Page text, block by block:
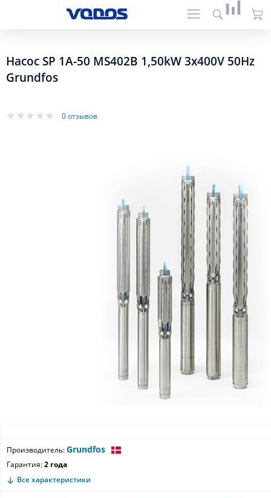
Насос SP 1A-50 MS402B 1,50kW 3x400V 50Hz
Grundfos
0 отзывов
Производитель:Grundfos
Гарантия:2 года
Все характеристики